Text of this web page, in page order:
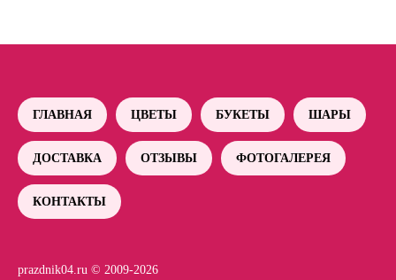
ГЛАВНАЯ ЦВЕТЫ БУКЕТЫ ШАРЫ
ДОСТАВКА ОТЗЫВЫ ФОТОГАЛЕРЕЯ
КОНТАКТЫ
prazdnik04.ru © 2009-2026